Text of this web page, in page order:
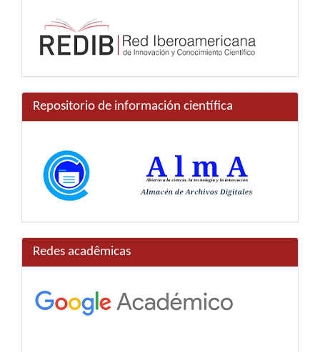
Repositorio de información científica
Redes acadêmicas